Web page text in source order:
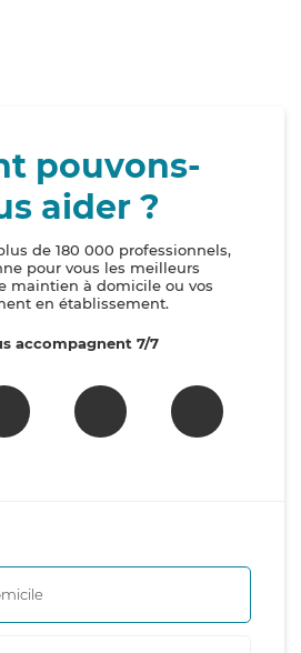
pouvons-
aider ?
de 180 000 professionnels,
pour vous les meilleurs
maintien à domicile ou vos
en établissement.
accompagnent 7/7